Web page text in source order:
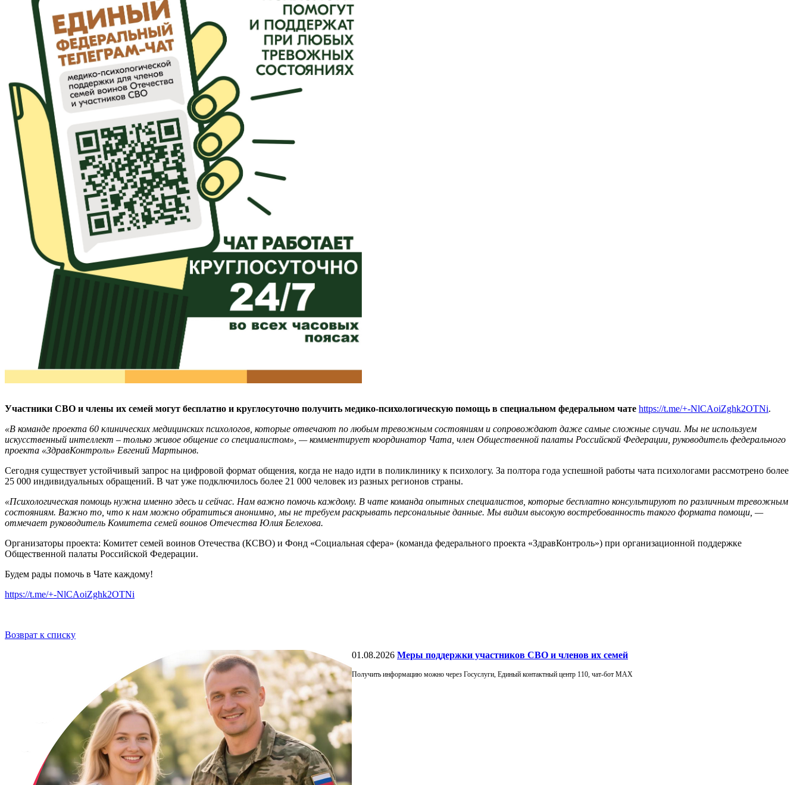
Участники СВО и члены их семей могут бесплатно и круглосуточно получить медико-психологическую помощь в специальном федеральном чате https://t.me/+-NlCAoiZghk2OTNi.
«В команде проекта 60 клинических медицинских психологов, которые отвечают по любым тревожным состояниям и сопровождают даже самые сложные случаи. Мы не используем
искусственный интеллект – только живое общение со специалистом», — комментирует координатор Чата, член Общественной палаты Российской Федерации, руководитель федерального
проекта «ЗдравКонтроль» Евгений Мартынов.
Сегодня существует устойчивый запрос на цифровой формат общения, когда не надо идти в поликлинику к психологу. За полтора года успешной работы чата психологами рассмотрено более
25 000 индивидуальных обращений. В чат уже подключилось более 21 000 человек из разных регионов страны.
«Психологическая помощь нужна именно здесь и сейчас. Нам важно помочь каждому. В чате команда опытных специалистов, которые бесплатно консультируют по различным тревожным
состояниям. Важно то, что к нам можно обратиться анонимно, мы не требуем раскрывать персональные данные. Мы видим высокую востребованность такого формата помощи, —
отмечает руководитель Комитета семей воинов Отечества Юлия Белехова.
Организаторы проекта: Комитет семей воинов Отечества (КСВО) и Фонд «Социальная сфера» (команда федерального проекта «ЗдравКонтроль») при организационной поддержке
Общественной палаты Российской Федерации.
Будем рады помочь в Чате каждому!
https://t.me/+-NlCAoiZghk2OTNi
Возврат к списку
01.08.2026 Меры поддержки участников СВО и членов их семей
Получить информацию можно через Госуслуги, Единый контактный центр 110, чат-бот МАХ